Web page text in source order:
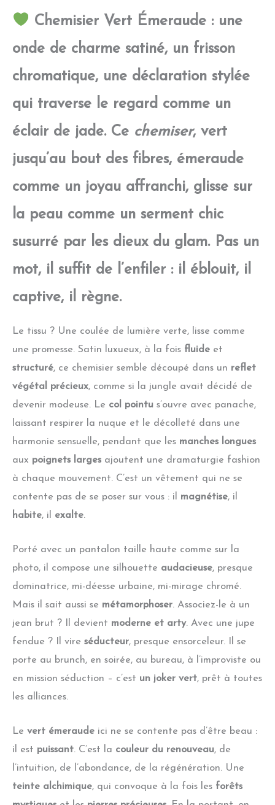
Chemisier Vert Émeraude : une
onde de charme satiné, un frisson
chromatique, une déclaration stylée
qui traverse le regard comme un
éclair de jade. Ce chemiser, vert
jusqu’au bout des fibres, émeraude
comme un joyau affranchi, glisse sur
la peau comme un serment chic
susurré par les dieux du glam. Pas un
mot, il suffit de l’enfiler : il éblouit, il
captive, il règne.
Le tissu ? Une coulée de lumière verte, lisse comme
une promesse. Satin luxueux, à la fois fluide et
structuré, ce chemisier semble découpé dans un reflet
végétal précieux, comme si la jungle avait décidé de
devenir modeuse. Le col pointu s’ouvre avec panache,
laissant respirer la nuque et le décolleté dans une
harmonie sensuelle, pendant que les manches longues
aux poignets larges ajoutent une dramaturgie fashion
à chaque mouvement. C’est un vêtement qui ne se
contente pas de se poser sur vous : il magnétise, il
habite, il exalte.
Porté avec un pantalon taille haute comme sur la
photo, il compose une silhouette audacieuse, presque
dominatrice, mi-déesse urbaine, mi-mirage chromé.
Mais il sait aussi se métamorphoser. Associez-le à un
jean brut ? Il devient moderne et arty. Avec une jupe
fendue ? Il vire séducteur, presque ensorceleur. Il se
porte au brunch, en soirée, au bureau, à l’improviste ou
en mission séduction – c’est un joker vert, prêt à toutes
les alliances.
Le vert émeraude ici ne se contente pas d’être beau :
il est puissant. C’est la couleur du renouveau, de
l’intuition, de l’abondance, de la régénération. Une
teinte alchimique, qui convoque à la fois les forêts